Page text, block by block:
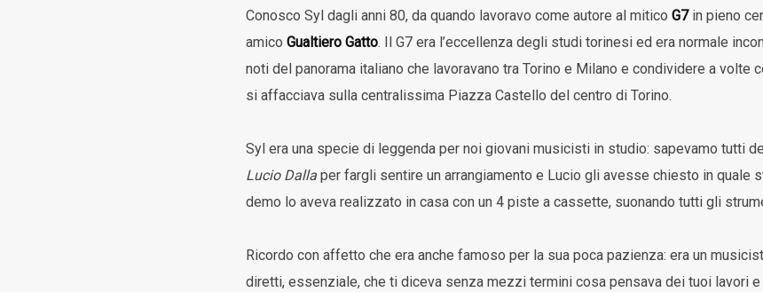
Conosco Syl dagli anni 80, da quando lavoravo come autore al mitico G7in pieno
amico Gualtiero Gatto. Il G7 era l’eccellenza degli studi torinesi ed era normale
noti del panorama italiano che lavoravano tra Torino e Milano e condividere a volte
si affacciava sulla centralissima Piazza Castello del centro di Torino.
Syl era una specie di leggenda per noi giovani musicisti in studio: sapevamo tutti
Lucio Dalla per fargli sentire un arrangiamento e Lucio gli avesse chiesto in
demo lo aveva realizzato in casa con un 4 piste a cassette, suonando tutti gli
Ricordo con affetto che era anche famoso per la sua poca pazienza: era un
diretti, essenziale, che ti diceva senza mezzi termini cosa pensava dei tuoi lavori